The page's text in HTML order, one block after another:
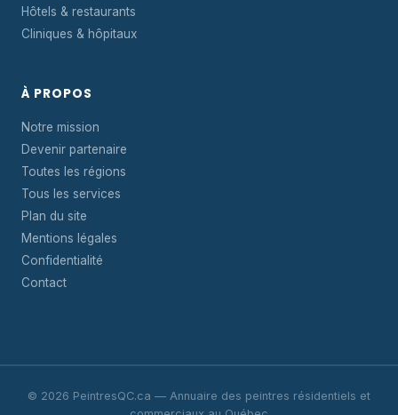
Hôtels & restaurants
Cliniques & hôpitaux
À PROPOS
Notre mission
Devenir partenaire
Toutes les régions
Tous les services
Plan du site
Mentions légales
Confidentialité
Contact
© 2026 PeintresQC.ca — Annuaire des peintres résidentiels et